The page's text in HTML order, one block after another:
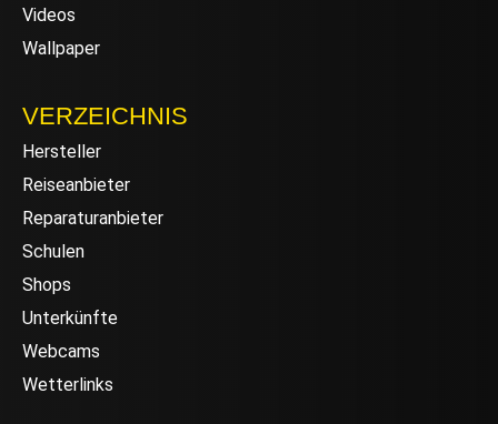
Videos
Wallpaper
VERZEICHNIS
Hersteller
Reiseanbieter
Reparaturanbieter
Schulen
Shops
Unterkünfte
Webcams
Wetterlinks